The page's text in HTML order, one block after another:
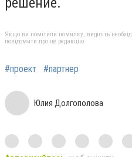
Якщо ви помітили помилку, виділіть
повідомити про це редакцію
#проект #партнер
Юлия Долгополова